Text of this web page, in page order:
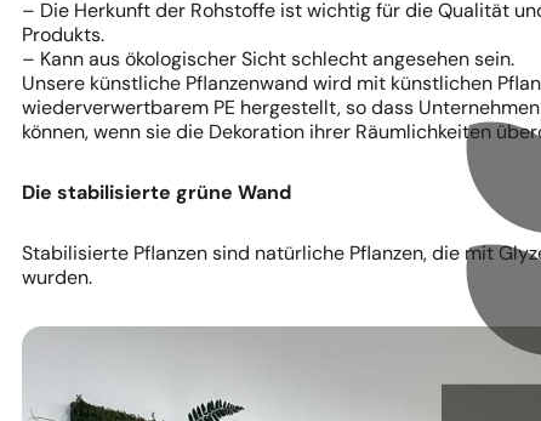
– Die Herkunft der Rohstoffe ist wichtig für die Qualität
Produkts.
– Kann aus ökologischer Sicht schlecht angesehen sein.
Unsere künstliche Pflanzenwand wird mit künstlichen
wiederverwertbarem PE hergestellt, so dass
können, wenn sie die Dekoration ihrer Räumlichkeiten
Die stabilisierte grüne Wand
Stabilisierte Pflanzen sind natürliche Pflanzen, die mit
wurden.